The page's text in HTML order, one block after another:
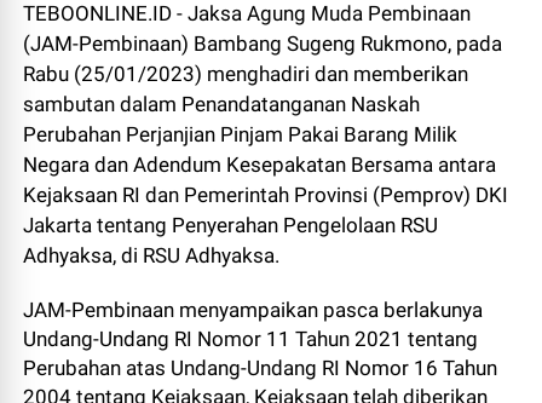
TEBOONLINE.ID - Jaksa Agung Muda Pembinaan
(JAM-Pembinaan) Bambang Sugeng Rukmono, pada
Rabu (25/01/2023) menghadiri dan memberikan
sambutan dalam Penandatanganan Naskah
Perubahan Perjanjian Pinjam Pakai Barang Milik
Negara dan Adendum Kesepakatan Bersama antara
Kejaksaan RI dan Pemerintah Provinsi (Pemprov) DKI
Jakarta tentang Penyerahan Pengelolaan RSU
Adhyaksa, di RSU Adhyaksa.
JAM-Pembinaan menyampaikan pasca berlakunya
Undang-Undang RI Nomor 11 Tahun 2021 tentang
Perubahan atas Undang-Undang RI Nomor 16 Tahun
2004 tentang Kejaksaan, Kejaksaan telah diberikan